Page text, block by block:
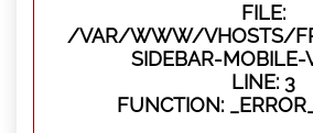
FILE:
/VAR/WWW/VHOSTS/
SIDEBAR-MOBILE-
LINE: 3
FUNCTION: